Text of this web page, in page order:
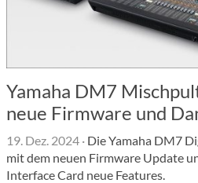
Yamaha DM7
neue Firmware und
19. Dez. 2024 · Die Yamaha DM7
mit dem neuen Firmware Update
Interface Card neue Features.